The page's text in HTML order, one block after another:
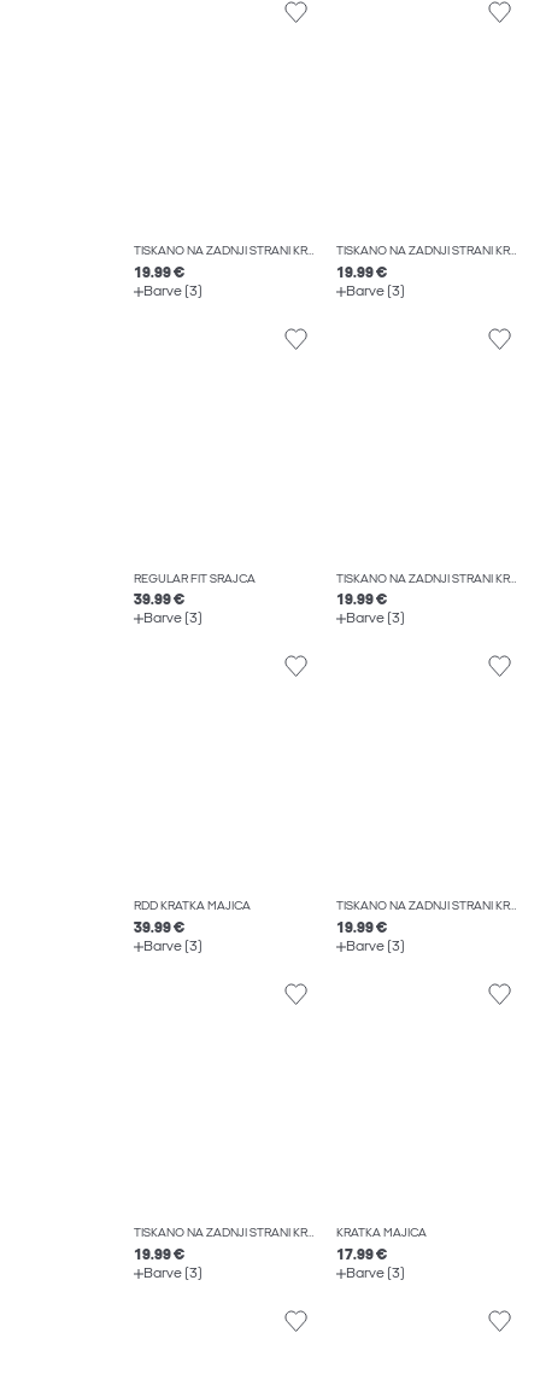
TISKANO NA ZADNJI STRANI KRATKA MAJICA
19.99 €
Barve (3)
TISKANO NA ZADNJI STRANI KRATKA MAJICA
19.99 €
Barve (3)
REGULAR FIT SRAJCA
39.99 €
Barve (3)
TISKANO NA ZADNJI STRANI KRATKA MAJICA
19.99 €
Barve (3)
RDD KRATKA MAJICA
39.99 €
Barve (3)
TISKANO NA ZADNJI STRANI KRATKA MAJICA
19.99 €
Barve (3)
TISKANO NA ZADNJI STRANI KRATKA MAJICA
19.99 €
Barve (3)
KRATKA MAJICA
17.99 €
Barve (3)